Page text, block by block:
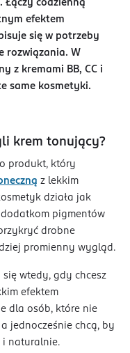
codzienną
efektem
się w potrzeby
rozwiązania. W
z kremami BB, CC i
same kosmetyki.
krem tonujący?
produkt, który
z lekkim
działa jak
pigmentów
drobne
promienny wygląd.
się wtedy, gdy chcesz
efektem
dla osób, które nie
jednocześnie chcą, by
i naturalnie.